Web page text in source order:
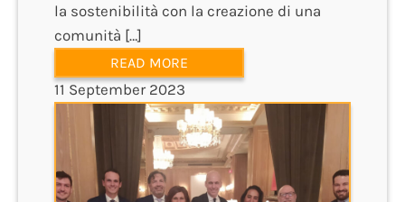
la sostenibilità con la creazione di una
comunità […]
READ MORE
11 September 2023